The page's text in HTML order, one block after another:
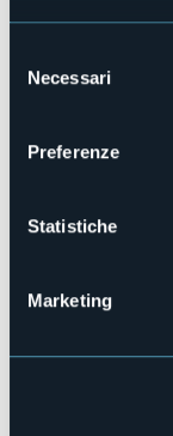
delNecessari
Preferenze
Statistiche
Marketing
Telefono
28838 - Stresa